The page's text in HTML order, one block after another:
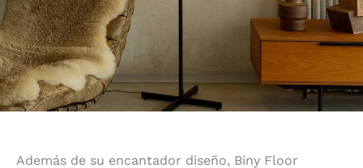
Además de su encantador diseño, Biny Floor